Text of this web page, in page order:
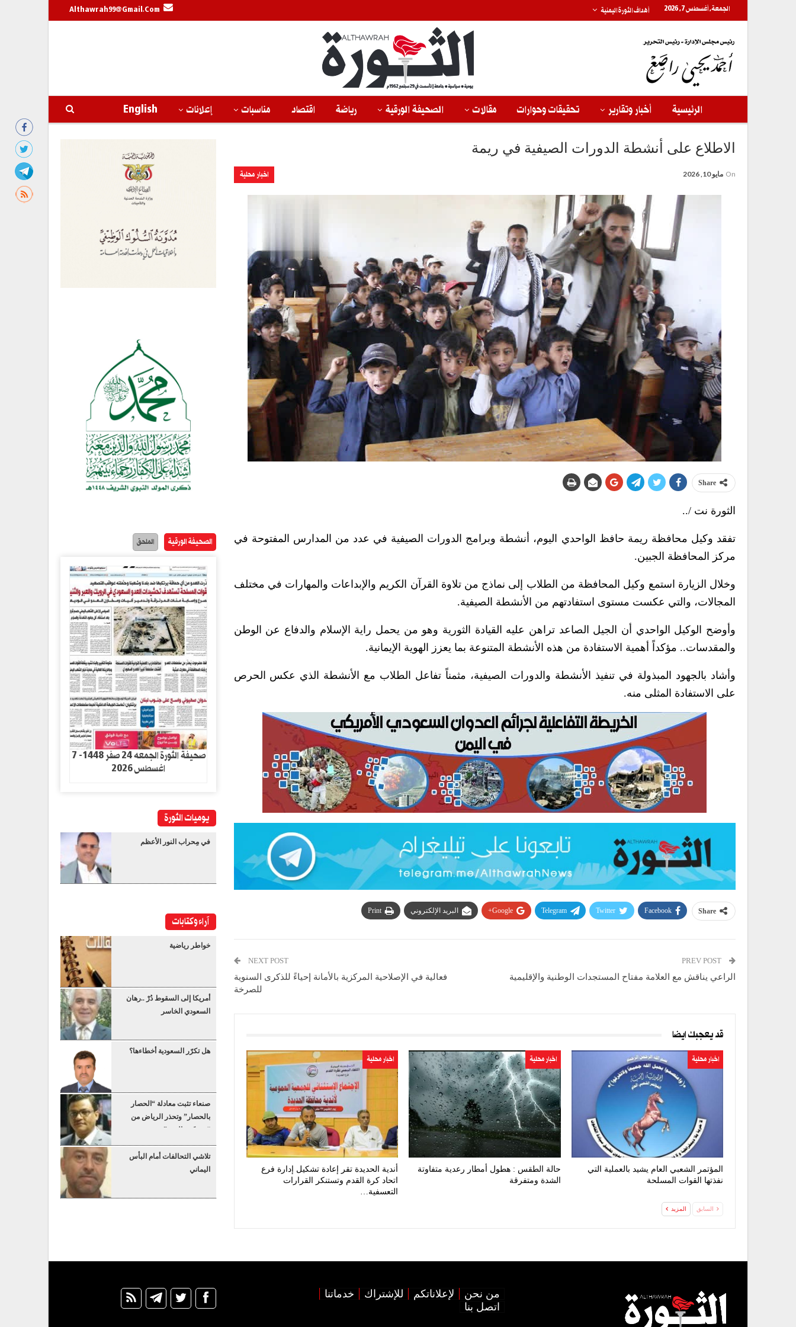
الجمعة, أغسطس 7, 2026 أهداف الثورة اليمنية Althawrah99@gmail.com
الرئيسية أخبار وتقارير تحقيقات وحوارات مقالات الصحيفة الورقية رياضة اقتصاد مناسبات إعلانات English
الاطلاع على أنشطة الدورات الصيفية في ريمة
اخبار محلية On مايو 10, 2026
Share
الثورة نت /..
تفقد وكيل محافظة ريمة حافظ الواحدي اليوم، أنشطة وبرامج الدورات الصيفية في عدد من المدارس المفتوحة في
مركز المحافظة الجبين.
وخلال الزيارة استمع وكيل المحافظة من الطلاب إلى نماذج من تلاوة القرآن الكريم والإبداعات والمهارات في مختلف
المجالات، والتي عكست مستوى استفادتهم من الأنشطة الصيفية.
وأوضح الوكيل الواحدي أن الجيل الصاعد تراهن عليه القيادة الثورية وهو من يحمل راية الإسلام والدفاع عن الوطن
والمقدسات.. مؤكداً أهمية الاستفادة من هذه الأنشطة المتنوعة بما يعزز الهوية الإيمانية.
وأشاد بالجهود المبذولة في تنفيذ الأنشطة والدورات الصيفية، مثمناً تفاعل الطلاب مع الأنشطة الذي عكس الحرص
على الاستفادة المثلى منه.
Share
Facebook
Twitter
Telegram
Google+ البريد الإلكتروني Print
الراعي يناقش مع العلامة مفتاح المستجدات الوطنية والإقليمية
NEXT POST
فعالية في الإصلاحية المركزية بالأمانة إحياءً للذكرى السنوية
للصرخة
قد يعجبك ايضا
اخبار محلية
المؤتمر الشعبي العام يشيد بالعملية التي
نفذتها القوات المسلحة
اخبار محلية
حالة الطقس : هطول أمطار رعدية متفاوتة
الشدة ومتفرقة
اخبار محلية
أندية الحديدة تقر إعادة تشكيل إدارة فرع
اتحاد كرة القدم وتستنكر القرارات
التعسفية…
السابق المزيد
الصحيفة الورقية الملحق
صحيفة الثورة الجمعه 24 صفر 1448- 7
اغسطس 2026
يوميات الثورة
في مِحراب النور الأعظم
آراء وكتابات
خواطر رياضية
أمريكا إلى السقوط دُرْ ..رهان
السعودي الخاسر
هل تكرّر السعودية أخطاءها؟
صنعاء تثبت معادلة “الحصار
بالحصار” وتحذر الرياض من
“عسكرة البحر”
تلاشي التحالفات أمام البأس
اليماني
من نحن لإعلاناتكم للإشتراك
خدماتنا
اتصل بنا